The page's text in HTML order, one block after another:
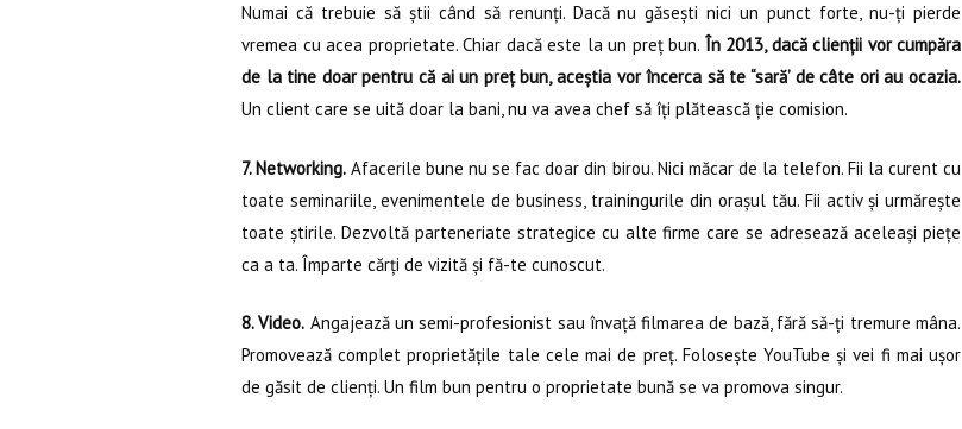
Numai că trebuie să știi când să renunți. Dacă nu găsești nici un punct forte, nu-ți pierde
vremea cu acea proprietate. Chiar dacă este la un preț bun. În 2013, dacă clienții vor cumpăra
de la tine doar pentru că ai un preț bun, aceștia vor încerca să te “sară’ de câte ori au ocazia.
Un client care se uită doar la bani, nu va avea chef să îți plătească ție comision.
7. Networking. Afacerile bune nu se fac doar din birou. Nici măcar de la telefon. Fii la curent cu
toate seminariile, evenimentele de business, trainingurile din orașul tău. Fii activ și urmărește
toate știrile. Dezvoltă parteneriate strategice cu alte firme care se adresează aceleași piețe
ca a ta. Împarte cărți de vizită și fă-te cunoscut.
8. Video. Angajează un semi-profesionist sau învață filmarea de bază, fără să-ți tremure mâna.
Promovează complet proprietățile tale cele mai de preț. Folosește YouTube și vei fi mai ușor
de găsit de clienți. Un film bun pentru o proprietate bună se va promova singur.